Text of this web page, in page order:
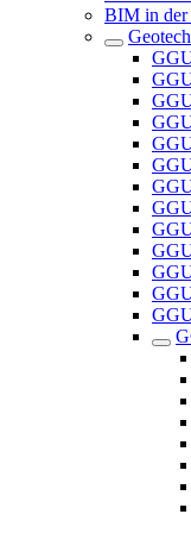
BIM in der